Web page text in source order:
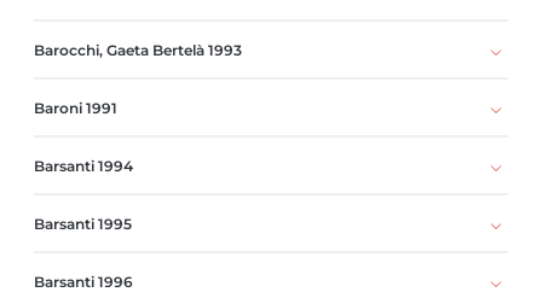
Barocchi, Gaeta Bertelà 1993
Baroni 1991
Barsanti 1994
Barsanti 1995
Barsanti 1996